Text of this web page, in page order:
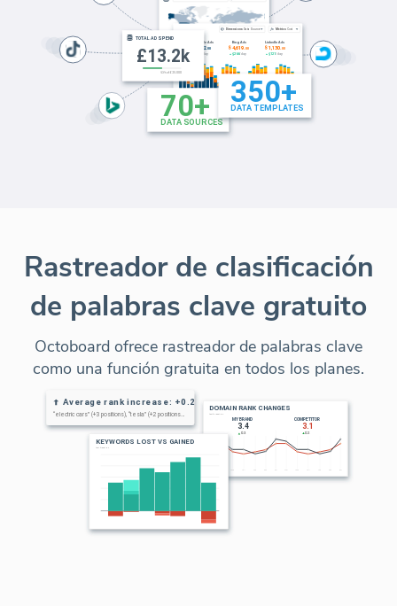
Rastreador de clasificación
de palabras clave gratuito
Octoboard ofrece rastreador de palabras clave
como una función gratuita en todos los planes.